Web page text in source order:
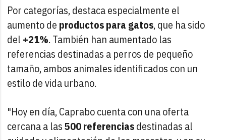
Por categorías, destaca especialmente el
aumento de productos para gatos, que ha sido
del +21%. También han aumentado las
referencias destinadas a perros de pequeño
tamaño, ambos animales identificados con un
estilo de vida urbano.
"Hoy en día, Caprabo cuenta con una oferta
cercana a las500 referenciasdestinadas al